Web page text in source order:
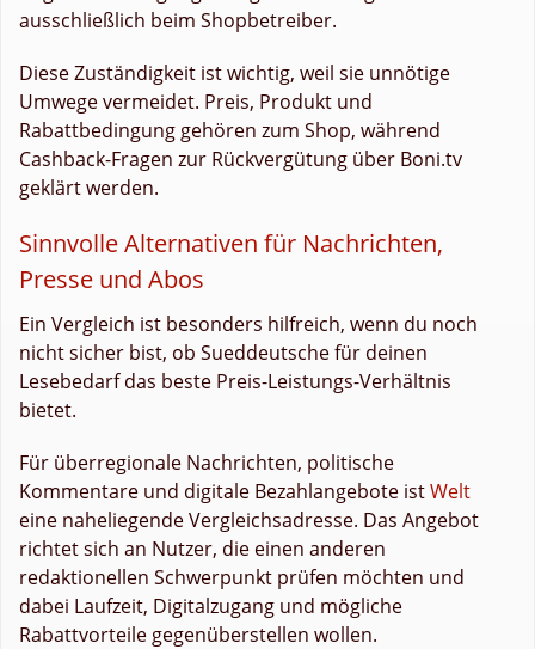
ausschließlich beim Shopbetreiber.
Diese Zuständigkeit ist wichtig, weil sie unnötige
Umwege vermeidet. Preis, Produkt und
Rabattbedingung gehören zum Shop, während
Cashback-Fragen zur Rückvergütung über Boni.tv
geklärt werden.
Sinnvolle Alternativen für Nachrichten,
Presse und Abos
Ein Vergleich ist besonders hilfreich, wenn du noch
nicht sicher bist, ob Sueddeutsche für deinen
Lesebedarf das beste Preis-Leistungs-Verhältnis
bietet.
Für überregionale Nachrichten, politische
Kommentare und digitale Bezahlangebote istWelt
eine naheliegende Vergleichsadresse. Das Angebot
richtet sich an Nutzer, die einen anderen
redaktionellen Schwerpunkt prüfen möchten und
dabei Laufzeit, Digitalzugang und mögliche
Rabattvorteile gegenüberstellen wollen.